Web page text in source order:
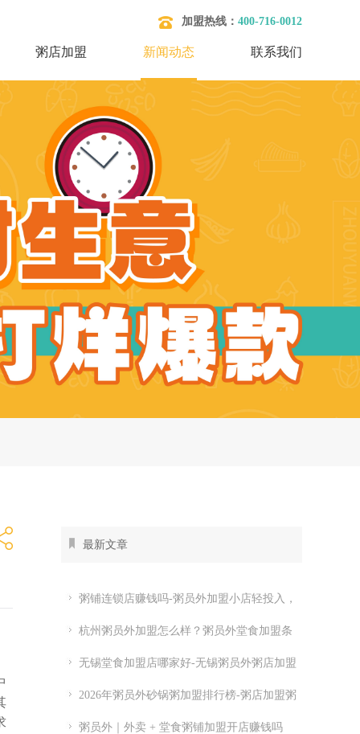
加盟热线： 400-716-0012
粥店加盟 新闻动态 联系我们
最新文章
粥铺连锁店赚钱吗-粥员外加盟小店轻投入，
全时段都有生意
杭州粥员外加盟怎么样？粥员外堂食加盟条
无锡堂食加盟店哪家好-无锡粥员外粥店加盟
2026年粥员外砂锅粥加盟排行榜-粥店加盟粥
员外开店怎么样
粥员外｜外卖 + 堂食粥铺加盟开店赚钱吗